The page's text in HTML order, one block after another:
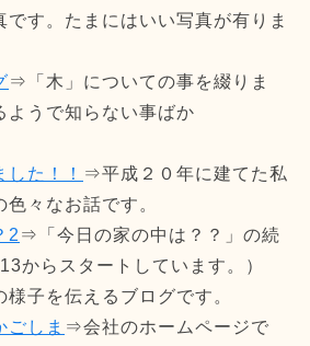
です。たまにはいい写真が有りま
⇒「木」についての事を綴りま
ようで知らない事ばか
た！！ ⇒平成２０年に建てた私
々なお話です。
2 ⇒「今日の家の中は？？」の続
からスタートしています。）
子を伝えるブログです。
ごしま ⇒会社のホームページで